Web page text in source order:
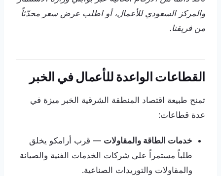
والمركز السعودي للأعمال، أو اطلب عرض سعر محدّثاً
من فريقنا.
القطاعات الواعدة للأعمال في الخبر
تمنح طبيعة اقتصاد المنطقة الشرقية الخبر ميزة في
عدة قطاعات:
خدمات الطاقة والمقاولات — قرب أرامكو يخلق
طلباً مستمراً على شركات الخدمات الفنية والصيانة
والمقاولات والتوريدات الصناعية.